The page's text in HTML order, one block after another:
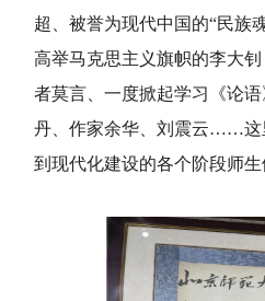
超、被誉为现代中国的“民族
高举马克思主义旗帜的李大
者莫言、一度掀起学习《论
丹、作家余华、刘震云……这
到现代化建设的各个阶段师生